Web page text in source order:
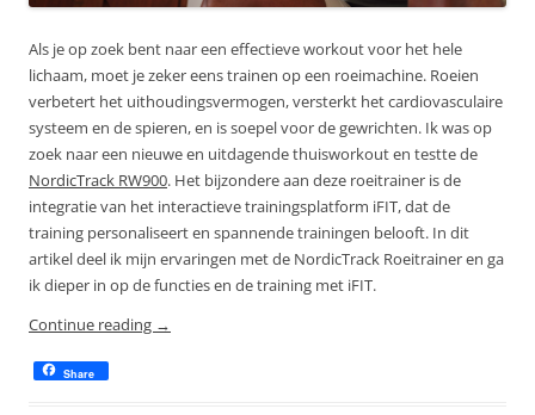
Als je op zoek bent naar een effectieve workout voor het hele
lichaam, moet je zeker eens trainen op een roeimachine. Roeien
verbetert het uithoudingsvermogen, versterkt het cardiovasculaire
systeem en de spieren, en is soepel voor de gewrichten. Ik was op
zoek naar een nieuwe en uitdagende thuisworkout en testte de
NordicTrack RW900. Het bijzondere aan deze roeitrainer is de
integratie van het interactieve trainingsplatform iFIT, dat de
training personaliseert en spannende trainingen belooft. In dit
artikel deel ik mijn ervaringen met de NordicTrack Roeitrainer en ga
ik dieper in op de functies en de training met iFIT.
Continue reading →
Share